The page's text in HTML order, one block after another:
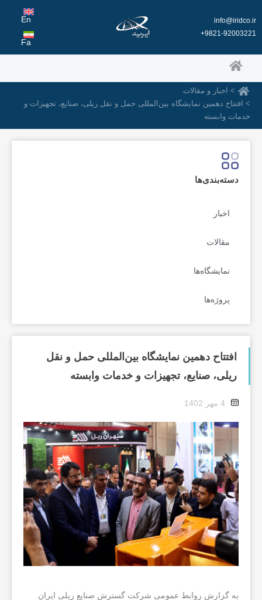
به
محتوا
info@iridco.ir
9821-92003221+
En
Fa
> اخبار و مقالات
> افتتاح دهمین نمایشگاه‌ بین‌المللی حمل‌ و نقل ریلی، صنایع، تجهیزات و
خدمات وابسته
دسته‌بندی‌ها
اخبار
مقالات
نمایشگاه‌ها
پروژه‌ها
افتتاح دهمین نمایشگاه‌ بین‌المللی حمل‌ و نقل
ریلی، صنایع، تجهیزات و خدمات وابسته
4 مهر 1402
به گزارش روابط عمومی شرکت گسترش صنایع ریلی ایران